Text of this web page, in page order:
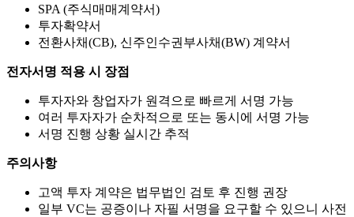
SPA (주식매매계약서)
투자확약서
전환사채(CB), 신주인수권부사채(BW) 계약서
전자서명 적용 시 장점
투자자와 창업자가 원격으로 빠르게 서명 가능
여러 투자자가 순차적으로 또는 동시에 서명 가능
서명 진행 상황 실시간 추적
주의사항
고액 투자 계약은 법무법인 검토 후 진행 권장
일부 VC는 공증이나 자필 서명을 요구할 수 있으니 사전